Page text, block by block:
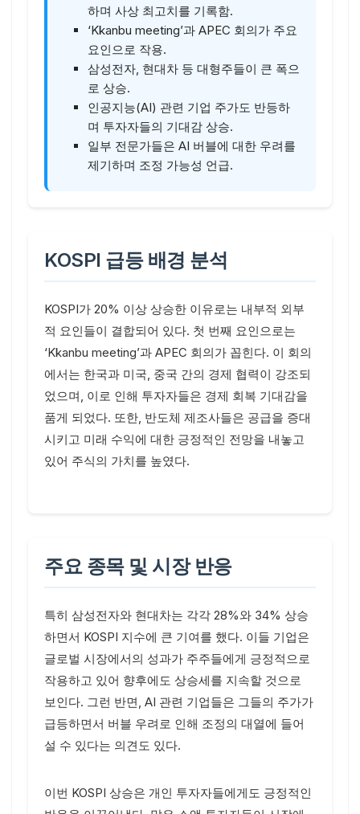
하며 사상 최고치를 기록함.
‘Kkanbu meeting’과 APEC 회의가 주요
요인으로 작용.
삼성전자, 현대차 등 대형주들이 큰 폭으
로 상승.
인공지능(AI) 관련 기업 주가도 반등하
며 투자자들의 기대감 상승.
일부 전문가들은 AI 버블에 대한 우려를
제기하며 조정 가능성 언급.
KOSPI 급등 배경 분석
KOSPI가 20% 이상 상승한 이유로는 내부적 외부
적 요인들이 결합되어 있다. 첫 번째 요인으로는
‘Kkanbu meeting’과 APEC 회의가 꼽힌다. 이 회의
에서는 한국과 미국, 중국 간의 경제 협력이 강조되
었으며, 이로 인해 투자자들은 경제 회복 기대감을
품게 되었다. 또한, 반도체 제조사들은 공급을 증대
시키고 미래 수익에 대한 긍정적인 전망을 내놓고
있어 주식의 가치를 높였다.
주요 종목 및 시장 반응
특히 삼성전자와 현대차는 각각 28%와 34% 상승
하면서 KOSPI 지수에 큰 기여를 했다. 이들 기업은
글로벌 시장에서의 성과가 주주들에게 긍정적으로
작용하고 있어 향후에도 상승세를 지속할 것으로
보인다. 그런 반면, AI 관련 기업들은 그들의 주가가
급등하면서 버블 우려로 인해 조정의 대열에 들어
설 수 있다는 의견도 있다.
이번 KOSPI 상승은 개인 투자자들에게도 긍정적인